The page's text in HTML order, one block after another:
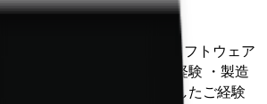
る方 ・PdMのご経験 ・ソフトウェア
マーケティング・企画の経験 ・製造
注業務、調達業務に従事したご経験